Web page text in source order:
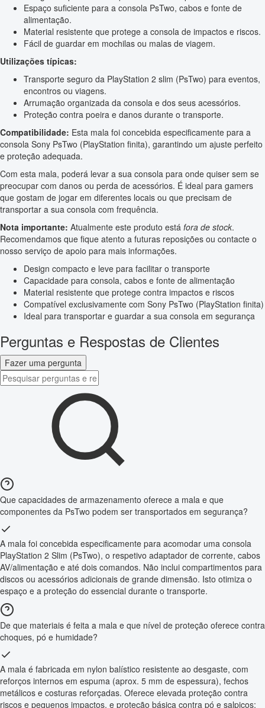
Espaço suficiente para a consola PsTwo, cabos e fonte de
alimentação.
Material resistente que protege a consola de impactos e riscos.
Fácil de guardar em mochilas ou malas de viagem.
Utilizações típicas:
Transporte seguro da PlayStation 2 slim (PsTwo) para eventos,
encontros ou viagens.
Arrumação organizada da consola e dos seus acessórios.
Proteção contra poeira e danos durante o transporte.
Compatibilidade: Esta mala foi concebida especificamente para a
consola Sony PsTwo (PlayStation finita), garantindo um ajuste perfeito
e proteção adequada.
Com esta mala, poderá levar a sua consola para onde quiser sem se
preocupar com danos ou perda de acessórios. É ideal para gamers
que gostam de jogar em diferentes locais ou que precisam de
transportar a sua consola com frequência.
Nota importante: Atualmente este produto está fora de stock.
Recomendamos que fique atento a futuras reposições ou contacte o
nosso serviço de apoio para mais informações.
Design compacto e leve para facilitar o transporte
Capacidade para consola, cabos e fonte de alimentação
Material resistente que protege contra impactos e riscos
Compatível exclusivamente com Sony PsTwo (PlayStation finita)
Ideal para transportar e guardar a sua consola em segurança
Perguntas e Respostas de Clientes
Fazer uma pergunta
Que capacidades de armazenamento oferece a mala e que
componentes da PsTwo podem ser transportados em segurança?
A mala foi concebida especificamente para acomodar uma consola
PlayStation 2 Slim (PsTwo), o respetivo adaptador de corrente, cabos
AV/alimentação e até dois comandos. Não inclui compartimentos para
discos ou acessórios adicionais de grande dimensão. Isto otimiza o
espaço e a proteção do essencial durante o transporte.
De que materiais é feita a mala e que nível de proteção oferece contra
choques, pó e humidade?
A mala é fabricada em nylon balístico resistente ao desgaste, com
reforços internos em espuma (aprox. 5 mm de espessura), fechos
metálicos e costuras reforçadas. Oferece elevada proteção contra
riscos e pequenos impactos, e proteção básica contra pó e salpicos;